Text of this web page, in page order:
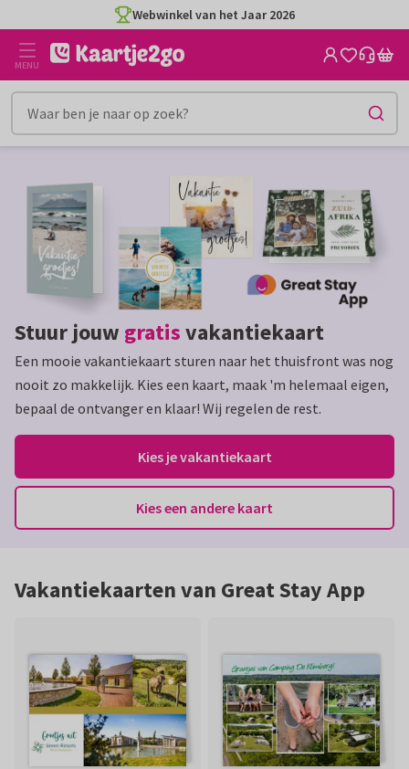
naar
inhoud
naar
het
filter
Webwinkel van het Jaar 2026
MENU
Stuur jouw gratisvakantiekaart
Een mooie vakantiekaart sturen naar het thuisfront was nog
nooit zo makkelijk. Kies een kaart, maak 'm helemaal eigen,
bepaal de ontvanger en klaar! Wij regelen de rest.
Kies je vakantiekaart
Kies een andere kaart
Vakantiekaarten van Great Stay App